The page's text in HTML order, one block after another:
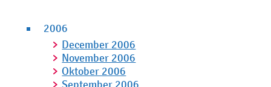
2006
December 2006
November 2006
Oktober 2006